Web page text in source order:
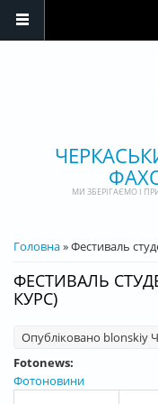
МИ ЗБЕРІГАЄМО І
ВИ Є ТУТ
Головна» Фестиваль
ФЕСТИВАЛЬ
КУРС)
Опубліковано blonskiy
Fotonews:
Фотоновини